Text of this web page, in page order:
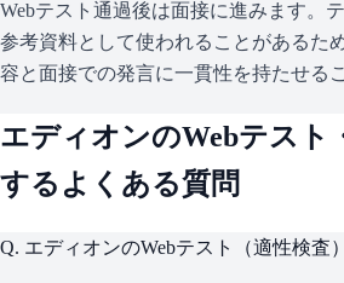
Webテスト通過後は面接に進みます。
参考資料として使われることがあるた
容と面接での発言に一貫性を持たせる
エディオンのWebテスト
するよくある質問
Q. エディオンのWebテスト（適性検査